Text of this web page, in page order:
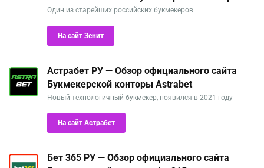
Один из старейших российских букмекеров
На сайт Зенит
Астрабет РУ — Обзор официального сайта
Букмекерской конторы Astrabet
Новый технологичный букмекер, появился в 2021 году
На сайт Астрабет
Бет 365 РУ — Обзор официального сайта